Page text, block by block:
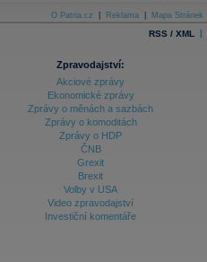
O Patria.cz Reklama Mapa Stránek
RSS / XML |
Zpravodajství:
Akciové zprávy
Ekonomické zprávy
Zprávy o měnách a sazbách
Zprávy o komoditách
Zprávy o HDP
ČNB
Grexit
Brexit
Volby v USA
Video zpravodajství
Investiční komentáře